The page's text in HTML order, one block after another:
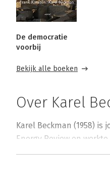
De democratie
voorbij
Bekijk alle boeken
Over Karel
Karel Beckman (1958)
Energy Review en
Eerder publiceerde hij
van het milieu'. Zijn